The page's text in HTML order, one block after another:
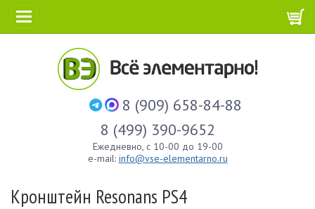
8 (909) 658-84-88
8 (499) 390-9652
Ежедневно, с 10-00 до 19-00
e-mail: info@vse-elementarno.ru
Кронштейн Resonans PS4